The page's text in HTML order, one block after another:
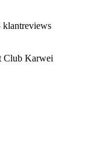
klantreviews
Club Karwei